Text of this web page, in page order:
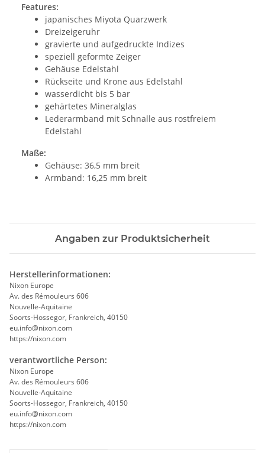
Features:
japanisches Miyota Quarzwerk
Dreizeigeruhr
gravierte und aufgedruckte Indizes
speziell geformte Zeiger
Gehäuse Edelstahl
Rückseite und Krone aus Edelstahl
wasserdicht bis 5 bar
gehärtetes Mineralglas
Lederarmband mit Schnalle aus rostfreiem
Edelstahl
Maße:
Gehäuse: 36,5 mm breit
Armband: 16,25 mm breit
Angaben zur Produktsicherheit
Herstellerinformationen:
Nixon Europe
Av. des Rémouleurs 606
Nouvelle-Aquitaine
Soorts-Hossegor, Frankreich, 40150
eu.info@nixon.com
https://nixon.com
verantwortliche Person:
Nixon Europe
Av. des Rémouleurs 606
Nouvelle-Aquitaine
Soorts-Hossegor, Frankreich, 40150
eu.info@nixon.com
https://nixon.com